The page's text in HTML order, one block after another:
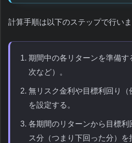
計算手順は以下のステップで行いま
期間中の各リターンを準備す
次など）。
無リスク金利や目標利回り（
を設定する。
各期間のリターンから目標利
ス分（つまり下回った分）を